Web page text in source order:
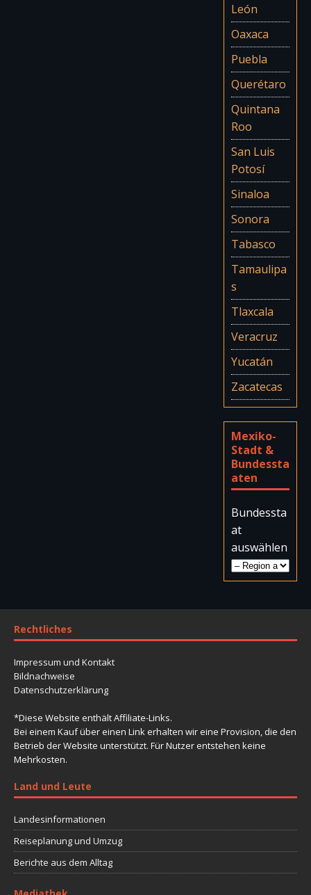
León
Oaxaca
Puebla
Querétaro
Quintana
Roo
San Luis
Potosí
Sinaloa
Sonora
Tabasco
Tamaulipa
s
Tlaxcala
Veracruz
Yucatán
Zacatecas
Mexiko-
Stadt &
Bundessta
aten
Bundessta
at
auswählen
Rechtliches
Impressum und Kontakt
Bildnachweise
Datenschutzerklärung
*Diese Website enthält Affiliate-Links.
Bei einem Kauf über einen Link erhalten wir eine Provision, die den
Betrieb der Website unterstützt. Für Nutzer entstehen keine
Mehrkosten.
Land und Leute
Landesinformationen
Reiseplanung und Umzug
Berichte aus dem Alltag